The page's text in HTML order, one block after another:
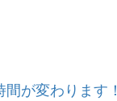
が変わります！